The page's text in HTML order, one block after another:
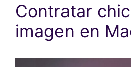
Contratar
imagen en